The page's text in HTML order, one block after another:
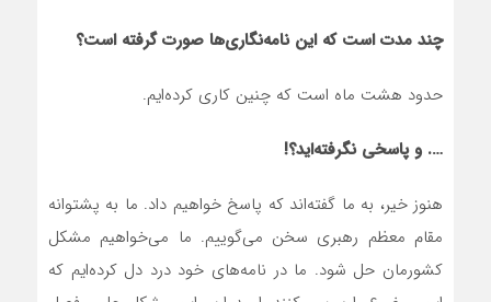
چند مدت است که این نامه‌نگاری‌ها صورت گرفته است؟
حدود هشت ماه است که چنین کاری کرده‌ایم.
…. و پاسخی نگرفته‌اید؟!
هنوز خیر، به ما گفته‌اند که پاسخ خواهیم داد. ما به پشتوانه
مقام معظم رهبری سخن می‌گوییم. ما می‌خواهیم مشکل
کشورمان حل شود. ما در نامه‌های خود درد دل کرده‌ایم که